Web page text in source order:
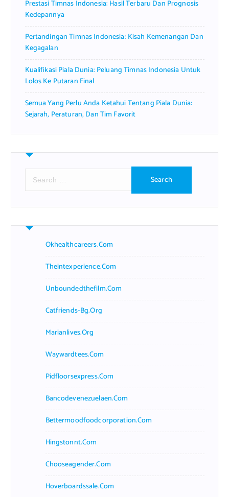
Prestasi Timnas Indonesia: Hasil Terbaru Dan Prognosis
Kedepannya
Pertandingan Timnas Indonesia: Kisah Kemenangan Dan
Kegagalan
Kualifikasi Piala Dunia: Peluang Timnas Indonesia Untuk
Lolos Ke Putaran Final
Semua Yang Perlu Anda Ketahui Tentang Piala Dunia:
Sejarah, Peraturan, Dan Tim Favorit
r
h
Okhealthcareers.com
Theintexperience.com
Unboundedthefilm.com
Catfriends-Bg.org
Marianlives.org
Waywardtees.com
Pidfloorsexpress.com
Bancodevenezuelaen.com
Bettermoodfoodcorporation.com
Hingstonnt.com
Chooseagender.com
Hoverboardssale.com